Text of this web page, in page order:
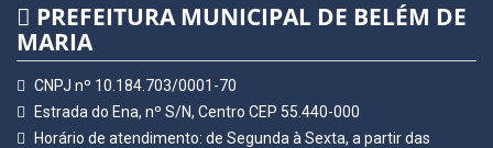
PREFEITURA MUNICIPAL DE BELÉM DE
MARIA
CNPJ nº 10.184.703/0001-70
Estrada do Ena, nº S/N, Centro CEP 55.440-000
Horário de atendimento: de Segunda à Sexta, a partir das